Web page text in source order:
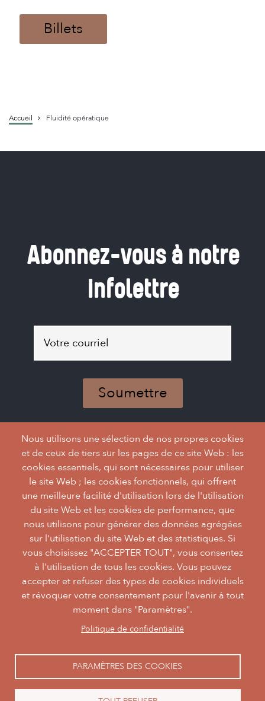
Billets
Fil
Accueil Fluidité opératique
Abonnez-vous à notre
infolettre
infolettre
facebook
instagram
Nous utilisons une sélection de nos propres cookies
et de ceux de tiers sur les pages de ce site Web : les
cookies essentiels, qui sont nécessaires pour utiliser
le site Web ; les cookies fonctionnels, qui offrent
une meilleure facilité d'utilisation lors de l'utilisation
du site Web et les cookies de performance, que
nous utilisons pour générer des données agrégées
sur l'utilisation du site Web et des statistiques. Si
vous choisissez "ACCEPTER TOUT", vous consentez
à l'utilisation de tous les cookies. Vous pouvez
accepter et refuser des types de cookies individuels
et révoquer votre consentement pour l'avenir à tout
moment dans "Paramètres".
Politique de confidentialité
PARAMÈTRES DES COOKIES